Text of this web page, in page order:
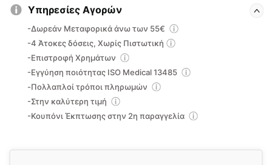
Saluber
Υπηρεσίες Αγορών
-Δωρεάν Μεταφορικά άνω των 55€
-4 Άτοκες δόσεις, Χωρίς Πιστωτική
-Επιστροφή Χρημάτων
-Εγγύηση ποιότητας ISO Medical 13485
-Πολλαπλοί τρόποι πληρωμών
-Στην καλύτερη τιμή
-Κουπόνι Έκπτωσης στην 2η παραγγελία